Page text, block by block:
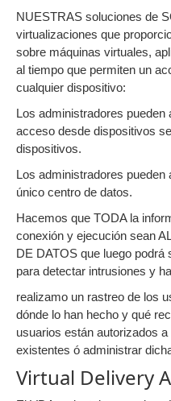
NUESTRAS soluciones de
virtualizaciones que
sobre máquinas virtuales,
al tiempo que permiten un
cualquier dispositivo:
Los administradores pueden
acceso desde dispositivos
dispositivos.
Los administradores
único centro de datos.
Hacemos que TODA la
conexión y ejecución sean
DE DATOS que luego
para detectar intrusiones y
realizamo un rastreo de los
dónde lo han hecho y qué
usuarios están autorizados
existentes ó administrar
Virtual Delivery